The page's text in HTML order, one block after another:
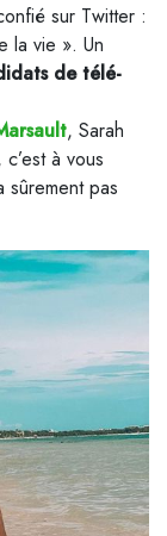
sur Twitter :
la vie ». Un
de télé-
, Sarah
à vous
sûrement pas